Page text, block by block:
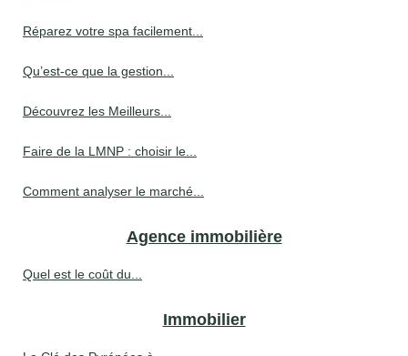
Réparez votre spa facilement...
Qu’est-ce que la gestion...
Découvrez les Meilleurs...
Faire de la LMNP : choisir le...
Comment analyser le marché...
Agence immobilière
Quel est le coût du...
Immobilier